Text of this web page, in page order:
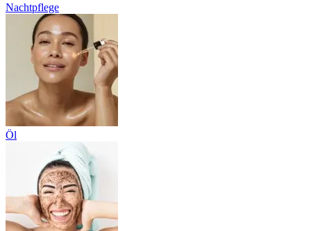
Nachtpflege
Öl